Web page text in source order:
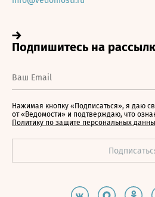
Нажимая кнопку «Подписаться», я даю
от «Ведомости» и подтверждаю, что
Политику по защите персональных